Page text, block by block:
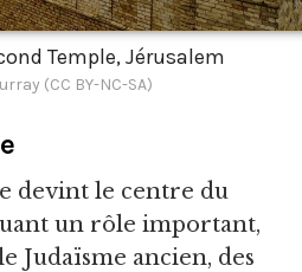
Temple, Jérusalem
(CC BY-NC-SA)
devint le centre du
un rôle important,
Judaïsme ancien, des